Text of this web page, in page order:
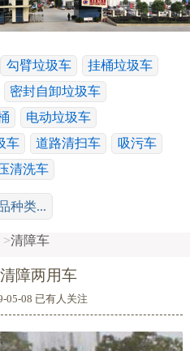
勾臂垃圾车
挂桶垃圾车
密封自卸垃圾车
电动垃圾车
车 道路清扫车
吸污车
清洗车
车吊 平板车
运输车
作业车
洒布车
油罐车
种类...
>清障车
障两用车
05-08 已有 人关注